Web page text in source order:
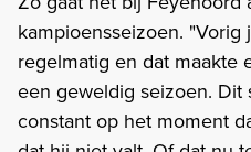
kampioensseizoen. "Vorig
regelmatig en dat maakte
een geweldig seizoen.
constant op het moment